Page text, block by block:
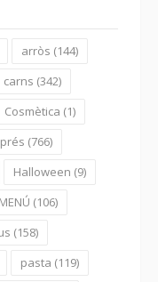
arròs (144)
carns (342)
Cosmètica (1)
(766)
Halloween (9)
MENÚ (106)
(158)
pasta (119)